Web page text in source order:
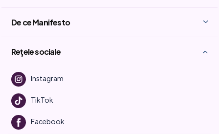
De ce Manifesto
Rețele sociale
Instagram
TikTok
Facebook